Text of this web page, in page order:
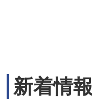
新着情報